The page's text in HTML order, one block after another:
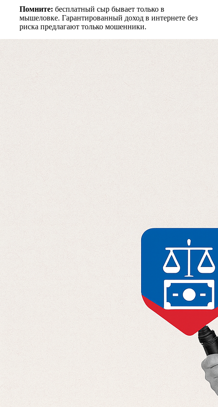
Помните: бесплатный сыр бывает только в
мышеловке. Гарантированный доход в интернете без
риска предлагают только мошенники.